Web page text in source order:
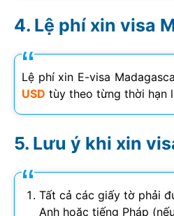
Lệ phí xin visa
Lệ phí xin E-visa
USD tùy theo từng thời hạn
Lưu ý khi xin
Tất cả các giấy tờ phải
Anh hoặc tiếng Pháp